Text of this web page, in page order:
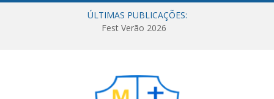
ÚLTIMAS PUBLICAÇÕES:
Fest Verão 2026